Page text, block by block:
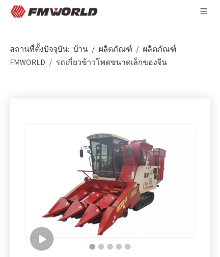
สถานที่ตั้งปัจจุบัน: บ้าน / ผลิตภัณฑ์ / ผลิตภัณฑ์
FMWORLD / รถเกี่ยวข้าวโพดขนาดเล็กของจีน